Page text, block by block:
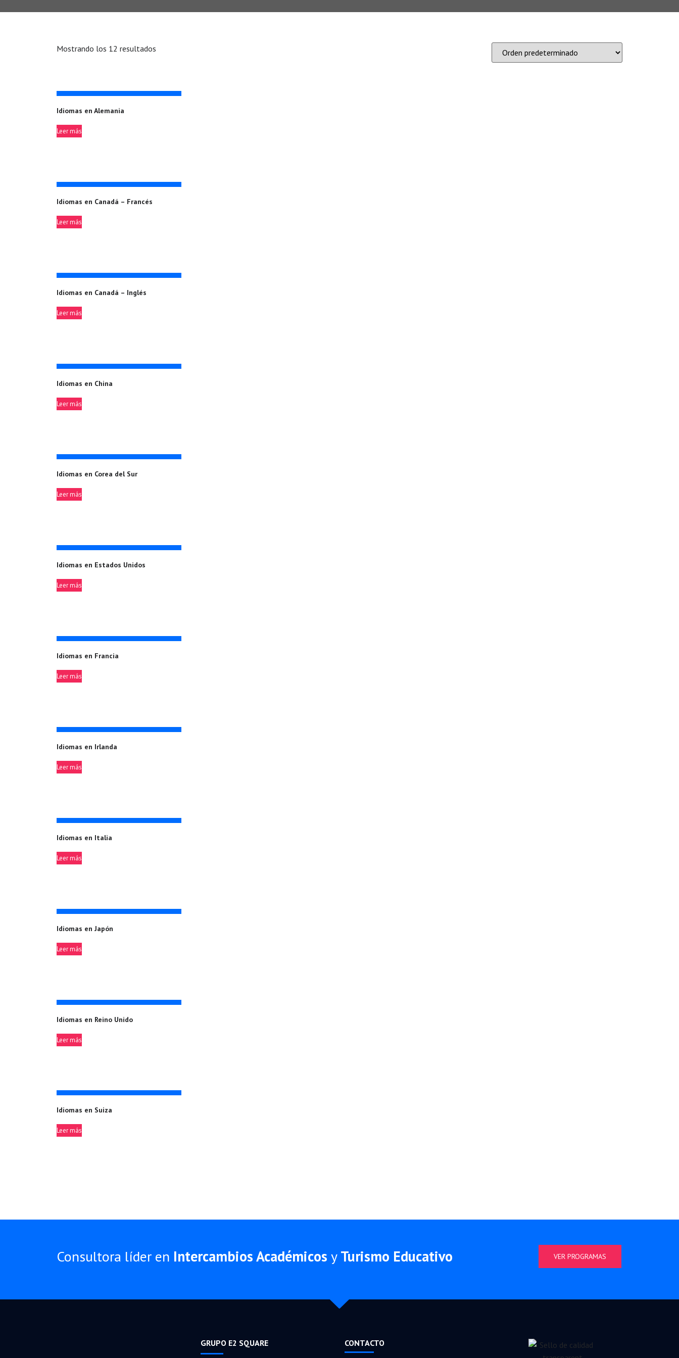
Mostrando los 12 resultados
Idiomas en Alemania
Leer más
Idiomas en Canadá – Francés
Leer más
Idiomas en Canadá – Inglés
Leer más
Idiomas en China
Leer más
Idiomas en Corea del Sur
Leer más
Idiomas en Estados Unidos
Leer más
Idiomas en Francia
Leer más
Idiomas en Irlanda
Leer más
Idiomas en Italia
Leer más
Idiomas en Japón
Leer más
Idiomas en Reino Unido
Leer más
Idiomas en Suiza
Leer más
Consultora líder en Intercambios Académicos yTurismo Educativo VER PROGRAMAS
GRUPO E2 SQUARE CONTACTO